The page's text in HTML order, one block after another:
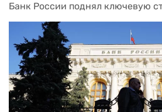
Банк России поднял ключевую